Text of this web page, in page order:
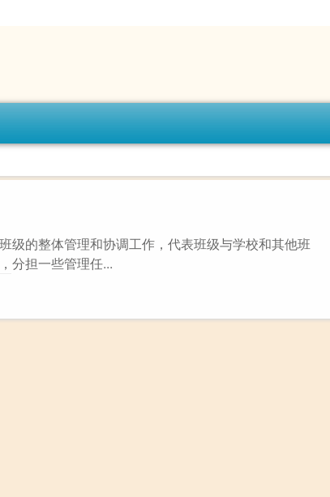
级的整体管理和协调工作，代表班级与学校和其他班
分担一些管理任...